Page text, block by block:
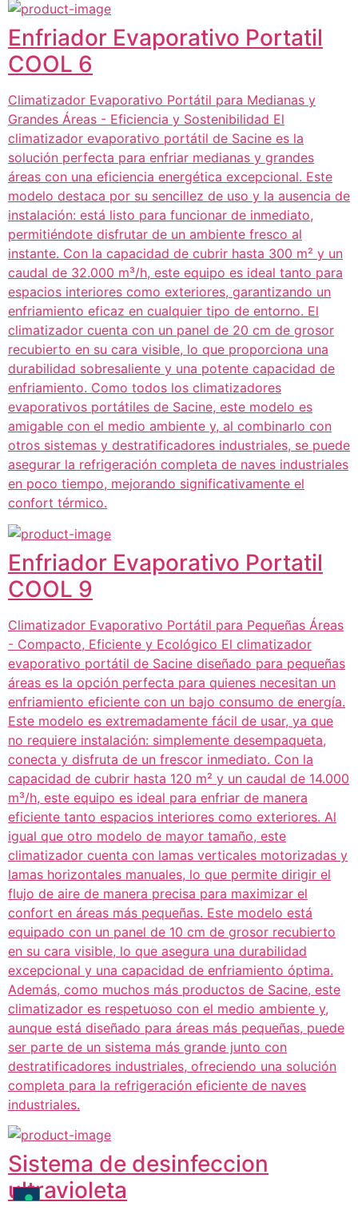
Enfriador Evaporativo Portatil
COOL 6
Climatizador Evaporativo Portátil para Medianas y
Grandes Áreas - Eficiencia y Sostenibilidad El
climatizador evaporativo portátil de Sacine es la
solución perfecta para enfriar medianas y grandes
áreas con una eficiencia energética excepcional. Este
modelo destaca por su sencillez de uso y la ausencia de
instalación: está listo para funcionar de inmediato,
permitiéndote disfrutar de un ambiente fresco al
instante. Con la capacidad de cubrir hasta 300 m² y un
caudal de 32.000 m³/h, este equipo es ideal tanto para
espacios interiores como exteriores, garantizando un
enfriamiento eficaz en cualquier tipo de entorno. El
climatizador cuenta con un panel de 20 cm de grosor
recubierto en su cara visible, lo que proporciona una
durabilidad sobresaliente y una potente capacidad de
enfriamiento. Como todos los climatizadores
evaporativos portátiles de Sacine, este modelo es
amigable con el medio ambiente y, al combinarlo con
otros sistemas y destratificadores industriales, se puede
asegurar la refrigeración completa de naves industriales
en poco tiempo, mejorando significativamente el
confort térmico.
Enfriador Evaporativo Portatil
COOL 9
Climatizador Evaporativo Portátil para Pequeñas Áreas
- Compacto, Eficiente y Ecológico El climatizador
evaporativo portátil de Sacine diseñado para pequeñas
áreas es la opción perfecta para quienes necesitan un
enfriamiento eficiente con un bajo consumo de energía.
Este modelo es extremadamente fácil de usar, ya que
no requiere instalación: simplemente desempaqueta,
conecta y disfruta de un frescor inmediato. Con la
capacidad de cubrir hasta 120 m² y un caudal de 14.000
m³/h, este equipo es ideal para enfriar de manera
eficiente tanto espacios interiores como exteriores. Al
igual que otro modelo de mayor tamaño, este
climatizador cuenta con lamas verticales motorizadas y
lamas horizontales manuales, lo que permite dirigir el
flujo de aire de manera precisa para maximizar el
confort en áreas más pequeñas. Este modelo está
equipado con un panel de 10 cm de grosor recubierto
en su cara visible, lo que asegura una durabilidad
excepcional y una capacidad de enfriamiento óptima.
Además, como muchos más productos de Sacine, este
climatizador es respetuoso con el medio ambiente y,
aunque está diseñado para áreas más pequeñas, puede
ser parte de un sistema más grande junto con
destratificadores industriales, ofreciendo una solución
completa para la refrigeración eficiente de naves
industriales.
Sistema de desinfeccion
ultravioleta